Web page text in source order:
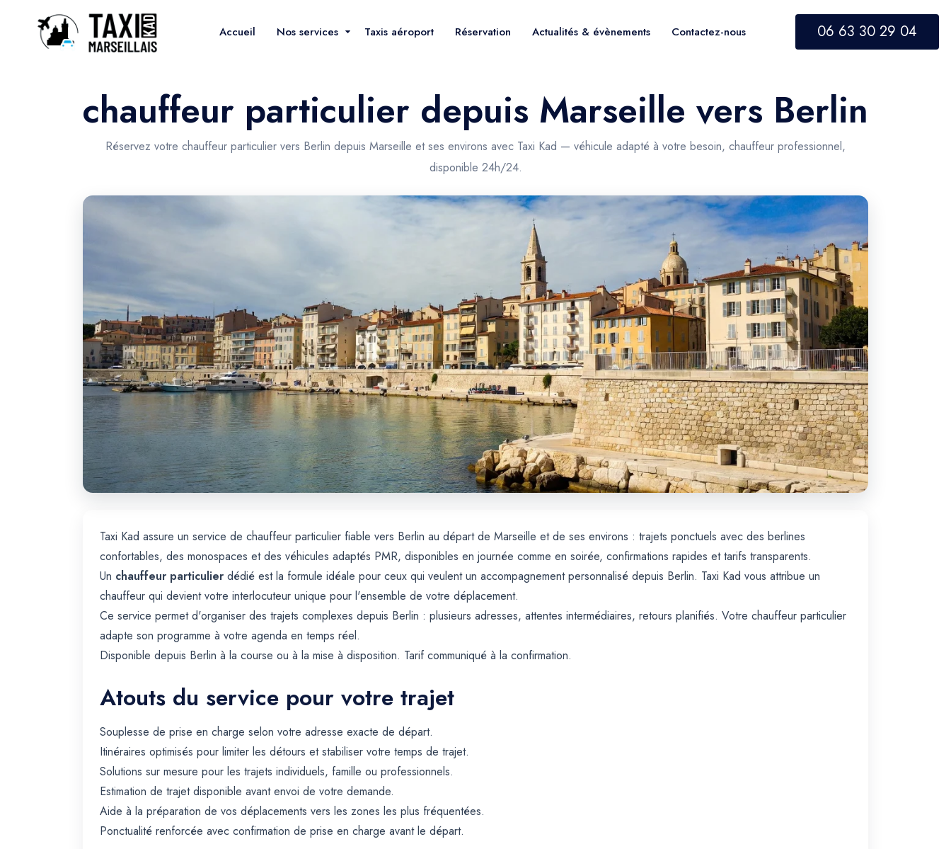
Accueil Nos services Taxis aéroport Réservation Actualités & évènements Contactez-nous 06 63 30 29 04
chauffeur particulier depuis Marseille vers Berlin
Réservez votre chauffeur particulier vers Berlin depuis Marseille et ses environs avec Taxi Kad — véhicule adapté à votre besoin, chauffeur professionnel,
disponible 24h/24.
Taxi Kad assure un service de chauffeur particulier fiable vers Berlin au départ de Marseille et de ses environs : trajets ponctuels avec des berlines
confortables, des monospaces et des véhicules adaptés PMR, disponibles en journée comme en soirée, confirmations rapides et tarifs transparents.
Un chauffeur particulier dédié est la formule idéale pour ceux qui veulent un accompagnement personnalisé depuis Berlin. Taxi Kad vous attribue un
chauffeur qui devient votre interlocuteur unique pour l'ensemble de votre déplacement.
Ce service permet d'organiser des trajets complexes depuis Berlin : plusieurs adresses, attentes intermédiaires, retours planifiés. Votre chauffeur particulier
adapte son programme à votre agenda en temps réel.
Disponible depuis Berlin à la course ou à la mise à disposition. Tarif communiqué à la confirmation.
Atouts du service pour votre trajet
Souplesse de prise en charge selon votre adresse exacte de départ.
Itinéraires optimisés pour limiter les détours et stabiliser votre temps de trajet.
Solutions sur mesure pour les trajets individuels, famille ou professionnels.
Estimation de trajet disponible avant envoi de votre demande.
Aide à la préparation de vos déplacements vers les zones les plus fréquentées.
Ponctualité renforcée avec confirmation de prise en charge avant le départ.